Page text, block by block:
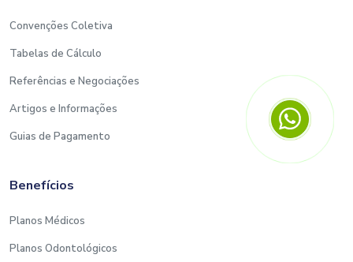
Convenções Coletiva
Tabelas de Cálculo
Referências e Negociações
Artigos e Informações
Guias de Pagamento
Benefícios
Planos Médicos
Planos Odontológicos